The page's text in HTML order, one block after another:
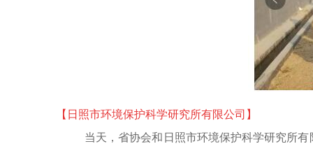
【日照市环境保护科学研究所有限公司】
当天，省协会和日照市环境保护科学研究所